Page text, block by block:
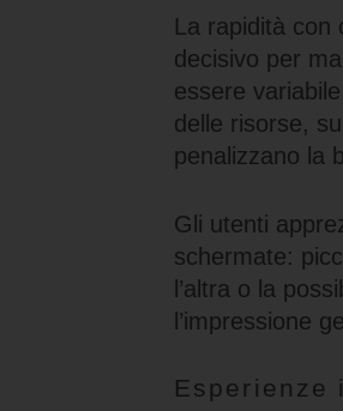
La rapidità con
decisivo per
essere
delle risorse,
penalizzano la
Gli utenti
schermate:
l’altra o la
l’impressione
Esperienze